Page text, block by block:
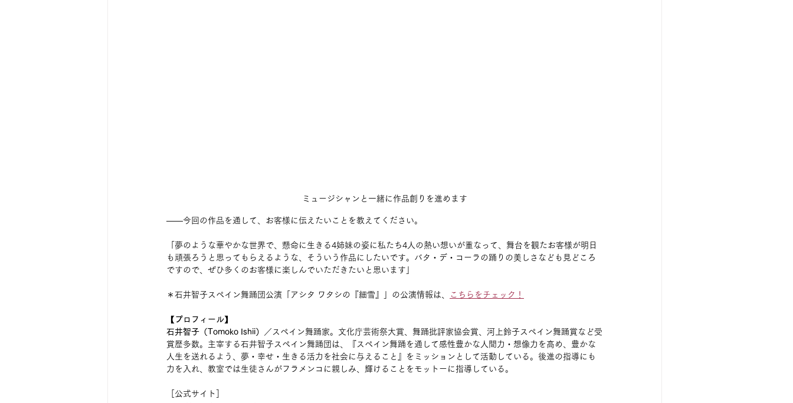
ミュージシャンと一緒に作品創りを進めます
――今回の作品を通して、お客様に伝えたいことを教えてください。
「夢のような華やかな世界で、懸命に生きる4姉妹の姿に私たち4人の熱い想いが重なって、舞台を観たお客様が明日
も頑張ろうと思ってもらえるような、そういう作品にしたいです。バタ・デ・コーラの踊りの美しさなども見どころ
ですので、ぜひ多くのお客様に楽しんでいただきたいと思います」
＊石井智子スペイン舞踊団公演「アシタ ワタシの『細雪』」の公演情報は、 こちらをチェック！
【プロフィール】
石井智子（Tomoko Ishii）
／スペイン舞踊家。文化庁芸術祭大賞、舞踊批評家協会賞、河上鈴子スペイン舞踊賞など受
賞歴多数。主宰する石井智子スペイン舞踊団は、『スペイン舞踊を通して感性豊かな人間力・想像力を高め、豊かな
人生を送れるよう、夢・幸せ・生きる活力を社会に与えること』をミッションとして活動している。後進の指導にも
力を入れ、教室では生徒さんがフラメンコに親しみ、輝けることをモットーに指導している。
［公式サイト］